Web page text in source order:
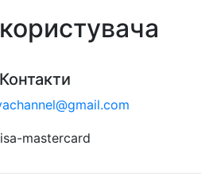
Контакти